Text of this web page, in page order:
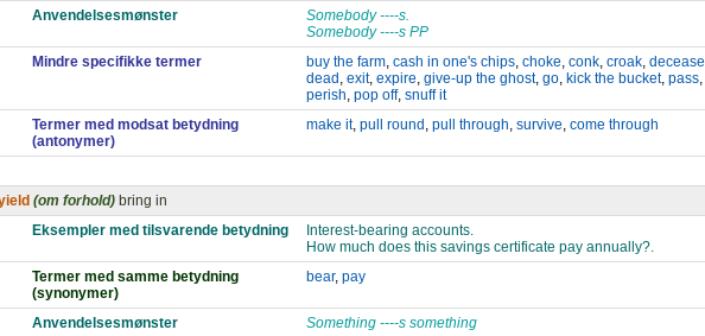
Anvendelsesmønster
Somebody ----s.
Somebody ----s PP
Mindre specifikke termer
buy the farm, cash in one's chips, choke, conk, croak, decease
dead , exit, expire, give-up the ghost, go, kick the bucket, pass,
perish, pop off, snuff it
Termer med modsat betydning
(antonymer)
make it, pull round , pull through, survive, come through
(om forhold) bring in
Eksempler med tilsvarende betydning
Interest-bearing accounts.
How much does this savings certificate pay annually?.
Termer med samme betydning
(synonymer)
bear, pay
Anvendelsesmønster
Something ----s something